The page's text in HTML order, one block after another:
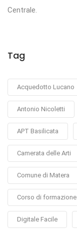
Centrale.
Tag
Acquedotto Lucano
Antonio Nicoletti
APT Basilicata
Camerata delle Arti
Comune di Matera
Corso di formazione
Digitale Facile